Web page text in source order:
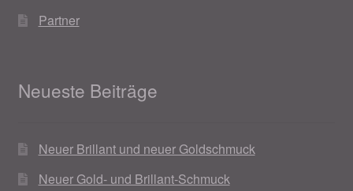
Partner
Neueste Beiträge
Neuer Brillant und neuer Goldschmuck
Neuer Gold- und Brillant-Schmuck